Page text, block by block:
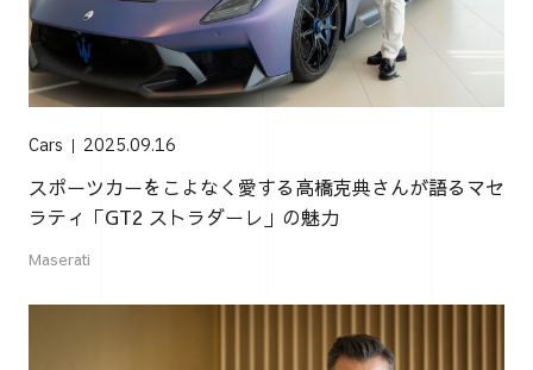
Cars 2025.09.16
スポーツカーをこよなく愛する高橋克典さんが語るマセ
ラティ「GT2 ストラダーレ」の魅力
Maserati